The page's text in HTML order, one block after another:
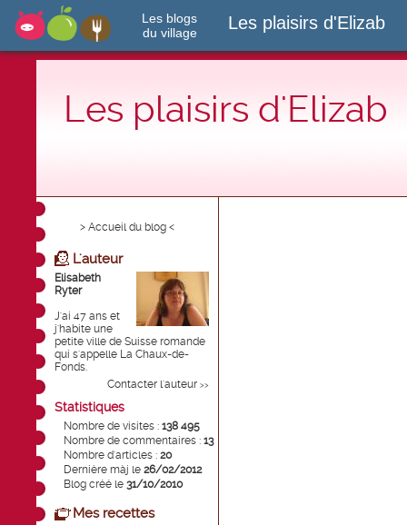
Les blogs
du village
Les plaisirs d'Elizab
Les plaisirs d'Elizab
> Accueil du blog <
L'auteur
Elisabeth
Ryter
J'ai 47 ans et
j'habite une
petite ville de Suisse romande
qui s'appelle La Chaux-de-
Fonds.
Contacter l'auteur >>
Statistiques
Nombre de visites : 138 495
Nombre de commentaires : 13
Nombre d'articles : 20
Dernière màj le 26/02/2012
Blog créé le 31/10/2010
Mes recettes